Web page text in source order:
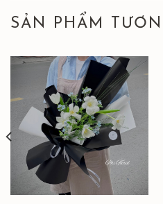
SẢN PHẨM